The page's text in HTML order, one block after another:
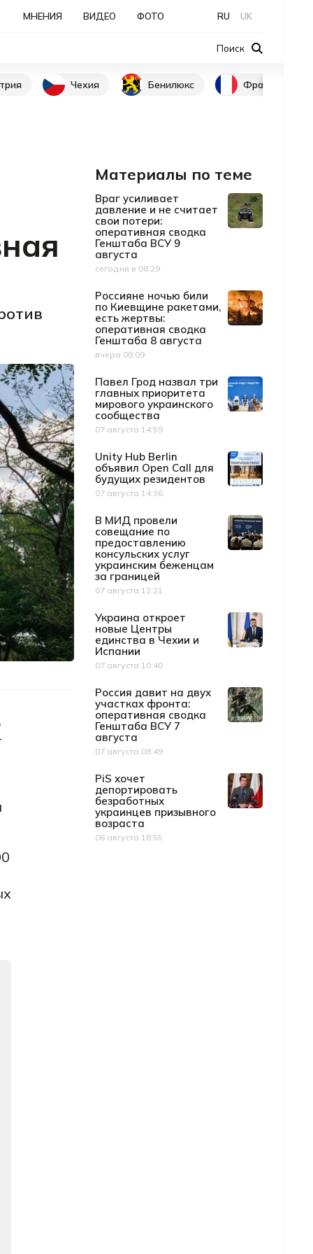
МНЕНИЯ ВИДЕО ФОТО RU UK
Поиск
Чехия Бенилюкс Франция
Материалы по теме
Враг усиливает
давление и не считает
свои потери:
оперативная сводка
Генштаба ВСУ 9
августа
Дата публикации
сегодня в 08:29
Россияне ночью били
по Киевщине ракетами,
есть жертвы:
оперативная сводка
Генштаба 8 августа
Дата публикации
вчера 08:09
Павел Грод назвал три
главных приоритета
мирового украинского
сообщества
Дата публикации
07 августа 14:59
Unity Hub Berlin
объявил Open Call для
будущих резидентов
Дата публикации
07 августа 14:36
В МИД провели
совещание по
предоставлению
консульских услуг
украинским беженцам
за границей
Дата публикации
07 августа 12:21
Украина откроет
новые Центры
единства в Чехии и
Испании
Дата публикации
07 августа 10:40
Россия давит на двух
участках фронта:
оперативная сводка
Генштаба ВСУ 7
августа
Дата публикации
07 августа 08:49
PiS хочет
депортировать
безработных
украинцев призывного
возраста
Дата публикации
06 августа 18:55